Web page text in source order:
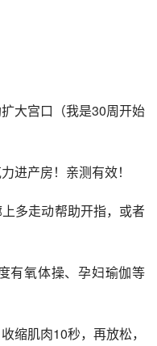
大宫口（我是30周开始
进产房！亲测有效！
多走动帮助开指，或者
有氧体操、孕妇瑜伽等
缩肌肉10秒，再放松，